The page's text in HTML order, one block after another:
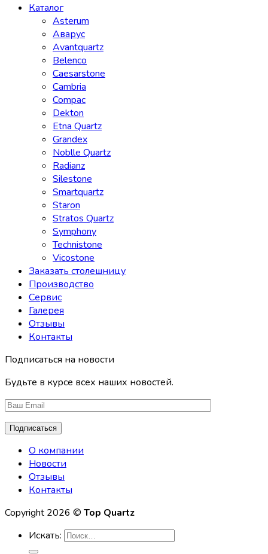
Каталог
Asterum
Аварус
Avantquartz
Belenco
Caesarstone
Cambria
Compac
Dekton
Etna Quartz
Grandex
Noblle Quartz
Radianz
Silestone
Smartquartz
Staron
Stratos Quartz
Symphony
Technistone
Vicostone
Заказать столешницу
Производство
Сервис
Галерея
Отзывы
Контакты
Подписаться на новости
Будьте в курсе всех наших новостей.
О компании
Новости
Отзывы
Контакты
Copyright 2026 © Top Quartz
Искать: